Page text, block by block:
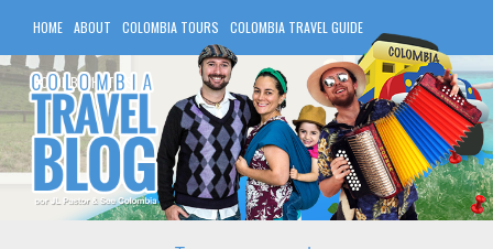
HOME ABOUT COLOMBIA TOURS COLOMBIA TRAVEL GUIDE
COLOMBIA HOTELS